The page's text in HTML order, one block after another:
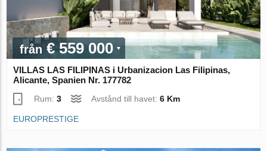
från € 559 000
VILLAS LAS FILIPINAS i Urbanizacion Las Filipinas,
Alicante, Spanien Nr. 177782
Rum:3 Avstånd till havet:6 Km
EUROPRESTIGE